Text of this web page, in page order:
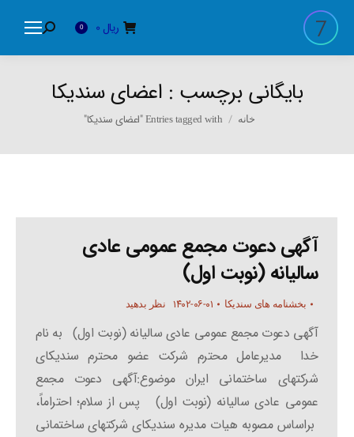
ریال 0
Search:
بایگانی برچسب : اعضای سندیکا
You are here:
خانه Entries tagged with "اعضای سندیکا"
آگهی دعوت مجمع عمومی عادی
سالیانه (نوبت اول)
بخشنامه های سندیکا ۱۴۰۲-۰۶-۰۱ نظر بدهید
آگهی دعوت مجمع عمومی عادی سالیانه (نوبت اول) به نام
خدا مدیرعامل محترم شرکت عضو محترم سندیکای
شرکتهای ساختمانی ایران موضوع:آگهی دعوت مجمع
عمومی عادی سالیانه (نوبت اول) پس از سلام؛ احتراماً،
براساس مصوبه هیات مدیره سندیکای شرکتهای ساختمانی